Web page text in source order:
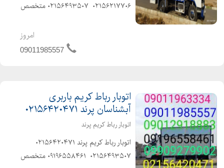
۰۲۱۵۶۲۱۷۷۰۶ ️ ۰۲۱۵۶۴۹۳۵۰۷️ ️متخصص
مبلمان و شرکتها و غیره ️باکادر مجرب و
کارگران ماهر و کار بلد و حرفهای...
امروز
09011985557
اتوبار رباط کریم باربری
آبشناسان پرند ۰۲۱۵۶۴۲۰۴۷۱
اتوبار رباط کریم پرند
️اتوبار رباط کریم پرند ️۰۲۱۵۶۴۲۰۴۷۱️
۰۲۱۵۶۴۹۳۵۰۷ ️ ۰۹۱۹۶۵۵۸۴۶۱ ️متخصص